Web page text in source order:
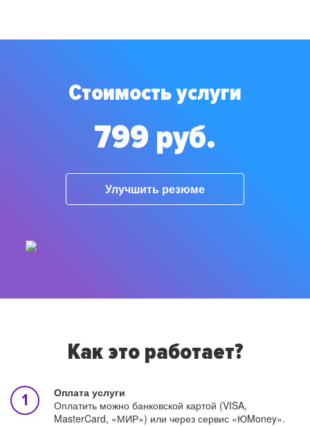
Стоимость услуги
799 руб.
Улучшить резюме
Как это работает?
Оплата услуги
Оплатить можно банковской картой (VISA,
MasterCard, «МИР») или через сервис «ЮMoney».